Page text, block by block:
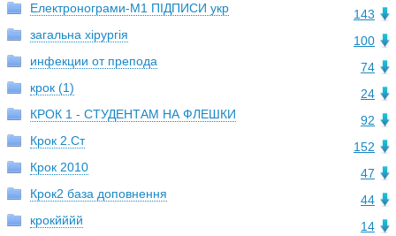
143
Електронограми-М1 ПІДПИСИ укр
100
загальна хірургія
74
инфекции от препода
24
крок (1)
92
КРОК 1 - СТУДЕНТАМ НА ФЛЕШКИ
152
Крок 2.Ст
47
Крок 2010
44
Крок2 база доповнення
14
крокйййй